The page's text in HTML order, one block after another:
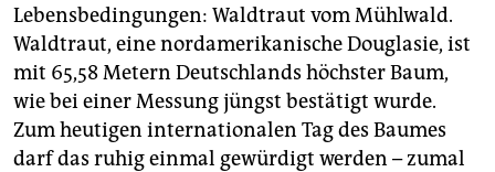
unterstützen
abo
genossenschaft
epaper login
Lebensbedingungen: Waldtraut vom Mühlwald.
Waldtraut, eine nordamerikanische Douglasie, ist
mit 65,58 Metern Deutschlands höchster Baum,
wie bei einer Messung jüngst bestätigt wurde.
Zum heutigen internationalen Tag des Baumes
darf das ruhig einmal gewürdigt werden – zumal